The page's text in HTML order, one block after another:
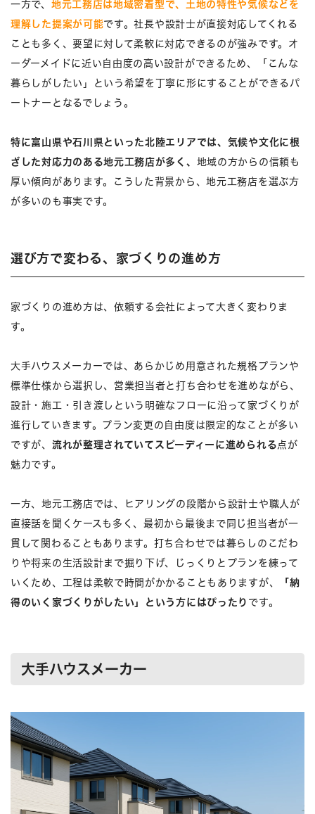
一方で、 地元工務店は地域密着型で、土地の特性や気候などを
理解した提案が可能です。社長や設計士が直接対応してくれる
ことも多く、要望に対して柔軟に対応できるのが強みです。オ
ーダーメイドに近い自由度の高い設計ができるため、「こんな
暮らしがしたい」という希望を丁寧に形にすることができるパ
ートナーとなるでしょう。
特に富山県や石川県といった北陸エリアでは、気候や文化に根
ざした対応力のある地元工務店が多く、 地域の方からの信頼も
厚い傾向があります。こうした背景から、地元工務店を選ぶ方
が多いのも事実です。
選び方で変わる、家づくりの進め方
家づくりの進め方は、依頼する会社によって大きく変わりま
す。
大手ハウスメーカーでは、あらかじめ用意された規格プランや
標準仕様から選択し、営業担当者と打ち合わせを進めながら、
設計・施工・引き渡しという明確なフローに沿って家づくりが
進行していきます。プラン変更の自由度は限定的なことが多い
ですが、 流れが整理されていてスピーディーに進められる 点が
魅力です。
一方、地元工務店では、ヒアリングの段階から設計士や職人が
直接話を聞くケースも多く、最初から最後まで同じ担当者が一
貫して関わることもあります。打ち合わせでは暮らしのこだわ
りや将来の生活設計まで掘り下げ、じっくりとプランを練って
いくため、工程は柔軟で時間がかかることもありますが、
「納
得のいく家づくりがしたい」という方にはぴったり です。
大手ハウスメーカー